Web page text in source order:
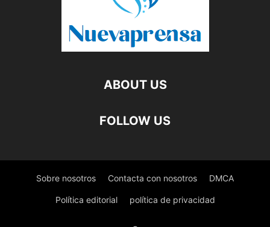
ABOUT US
FOLLOW US
Sobre nosotros Contacta con nosotros DMCA
Política editorial política de privacidad